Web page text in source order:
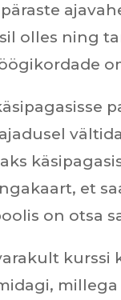
olles ning
et
on otsa
kurssi